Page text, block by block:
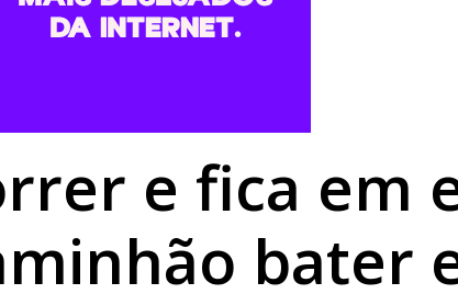
durante a Expo Goio, que começa nesta sexta
e fica em
bater